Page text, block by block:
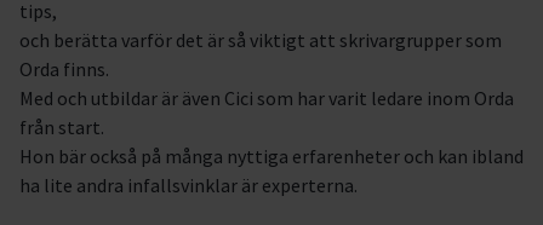
tips,
och berätta varför det är så viktigt att skrivargrupper som
Orda finns.
Med och utbildar är även Cici som har varit ledare inom Orda
från start.
Hon bär också på många nyttiga erfarenheter och kan ibland
ha lite andra infallsvinklar är experterna.